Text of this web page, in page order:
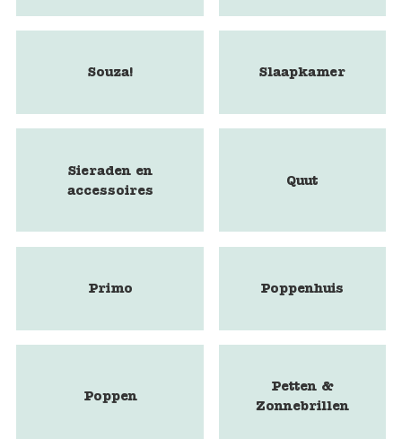
Souza! Slaapkamer
Sieraden en
accessoires
Quut
Primo Poppenhuis
Poppen
Petten &
Zonnebrillen